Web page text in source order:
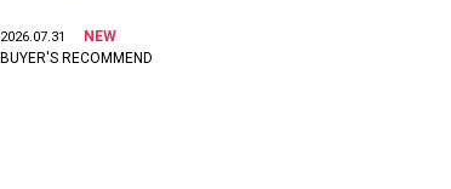
2026.07.31
NEW
BUYER'S RECOMMEND